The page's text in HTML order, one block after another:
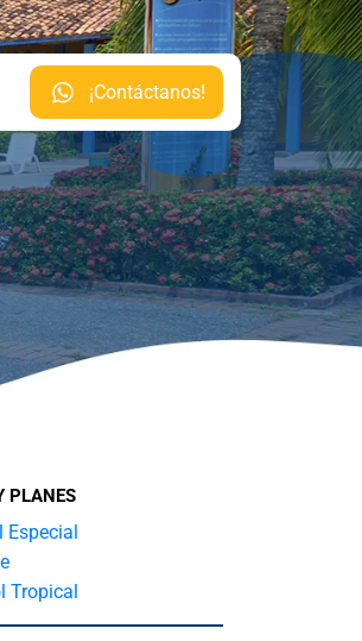
¡Contáctanos!
PLANES
Especial
Tropical